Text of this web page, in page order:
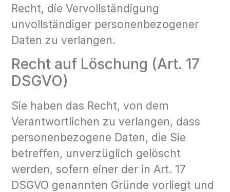
Recht, die Vervollständigung
unvollständiger personenbezogener
Daten zu verlangen.
Recht auf Löschung (Art. 17
DSGVO)
Sie haben das Recht, von dem
Verantwortlichen zu verlangen, dass
personenbezogene Daten, die Sie
betreffen, unverzüglich gelöscht
werden, sofern einer der in Art. 17
DSGVO genannten Gründe vorliegt und